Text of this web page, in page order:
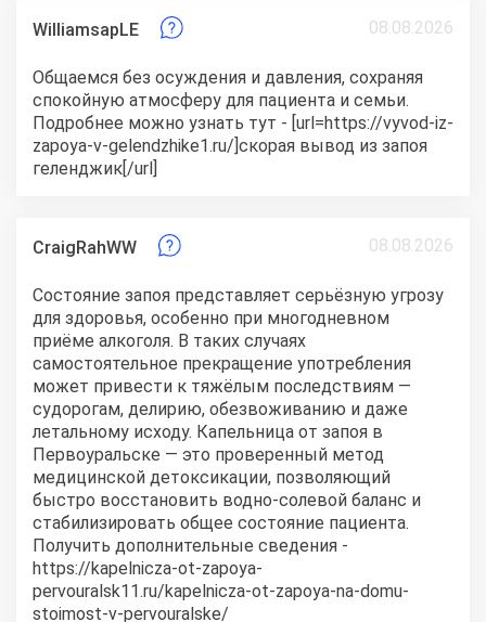
WilliamsapLE 08.08.2026
Общаемся без осуждения и давления, сохраняя
спокойную атмосферу для пациента и семьи.
Подробнее можно узнать тут - [url=https://vyvod-iz-
zapoya-v-gelendzhike1.ru/]скорая вывод из запоя
геленджик[/url]
CraigRahWW 08.08.2026
Состояние запоя представляет серьёзную угрозу
для здоровья, особенно при многодневном
приёме алкоголя. В таких случаях
самостоятельное прекращение употребления
может привести к тяжёлым последствиям —
судорогам, делирию, обезвоживанию и даже
летальному исходу. Капельница от запоя в
Первоуральске — это проверенный метод
медицинской детоксикации, позволяющий
быстро восстановить водно-солевой баланс и
стабилизировать общее состояние пациента.
Получить дополнительные сведения -
https://kapelnicza-ot-zapoya-
pervouralsk11.ru/kapelnicza-ot-zapoya-na-domu-
stoimost-v-pervouralske/